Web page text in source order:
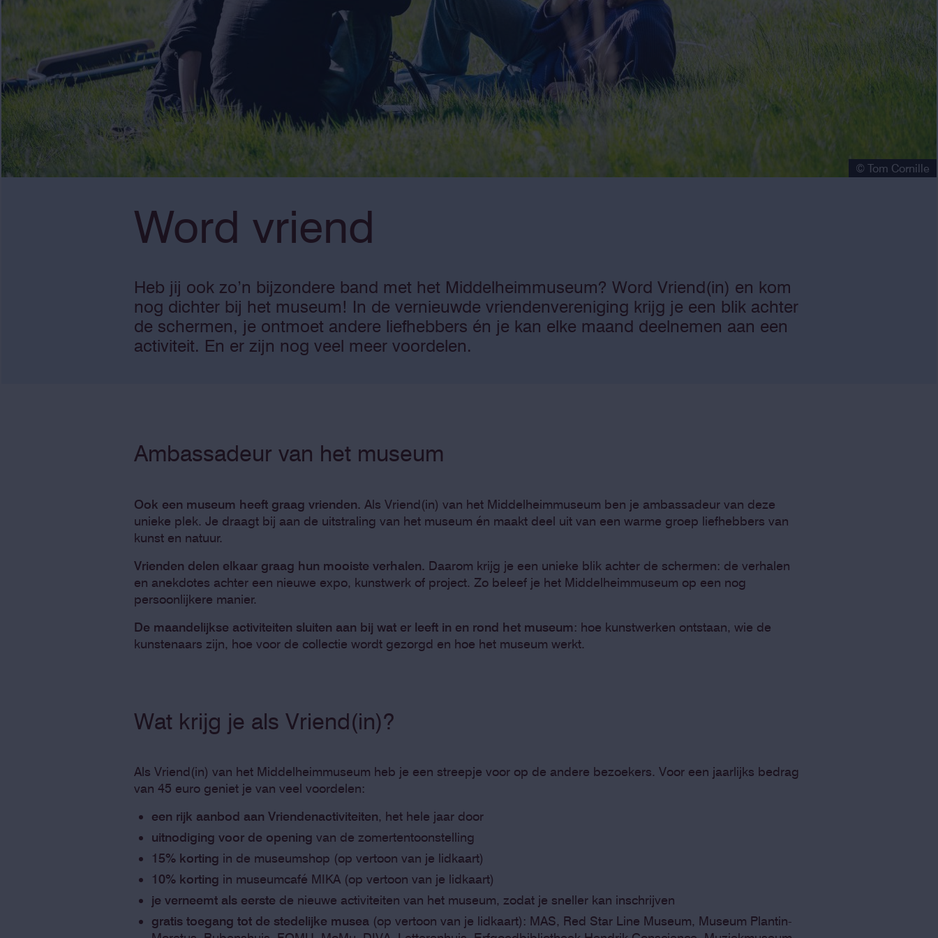
© Tom Cornille
Word vriend
Heb jij ook zo’n bijzondere band met het Middelheimmuseum? Word Vriend(in) en kom
nog dichter bij het museum! In de vernieuwde vriendenvereniging krijg je een blik achter
de schermen, je ontmoet andere liefhebbers én je kan elke maand deelnemen aan een
activiteit. En er zijn nog veel meer voordelen.
Ambassadeur van het museum
Ook een museum heeft graag vrienden. Als Vriend(in) van het Middelheimmuseum ben je ambassadeur van deze
unieke plek. Je draagt bij aan de uitstraling van het museum én maakt deel uit van een warme groep liefhebbers van
kunst en natuur.
Vrienden delen elkaar graag hun mooiste verhalen. Daarom krijg je een unieke blik achter de schermen: de verhalen
en anekdotes achter een nieuwe expo, kunstwerk of project. Zo beleef je het Middelheimmuseum op een nog
persoonlijkere manier.
De maandelijkse activiteiten sluiten aan bij wat er leeft in en rond het museum: hoe kunstwerken ontstaan, wie de
kunstenaars zijn, hoe voor de collectie wordt gezorgd en hoe het museum werkt.
Wat krijg je als Vriend(in)?
Als Vriend(in) van het Middelheimmuseum heb je een streepje voor op de andere bezoekers. Voor een jaarlijks bedrag
van 45 euro geniet je van veel voordelen:
een rijk aanbod aan Vriendenactiviteiten, het hele jaar door
uitnodiging voor de opening van de zomertentoonstelling
15% korting in de museumshop (op vertoon van je lidkaart)
10% korting in museumcafé MIKA (op vertoon van je lidkaart)
je verneemt als eerste de nieuwe activiteiten van het museum, zodat je sneller kan inschrijven
gratis toegang tot de stedelijke musea (op vertoon van je lidkaart): MAS, Red Star Line Museum, Museum Plantin-